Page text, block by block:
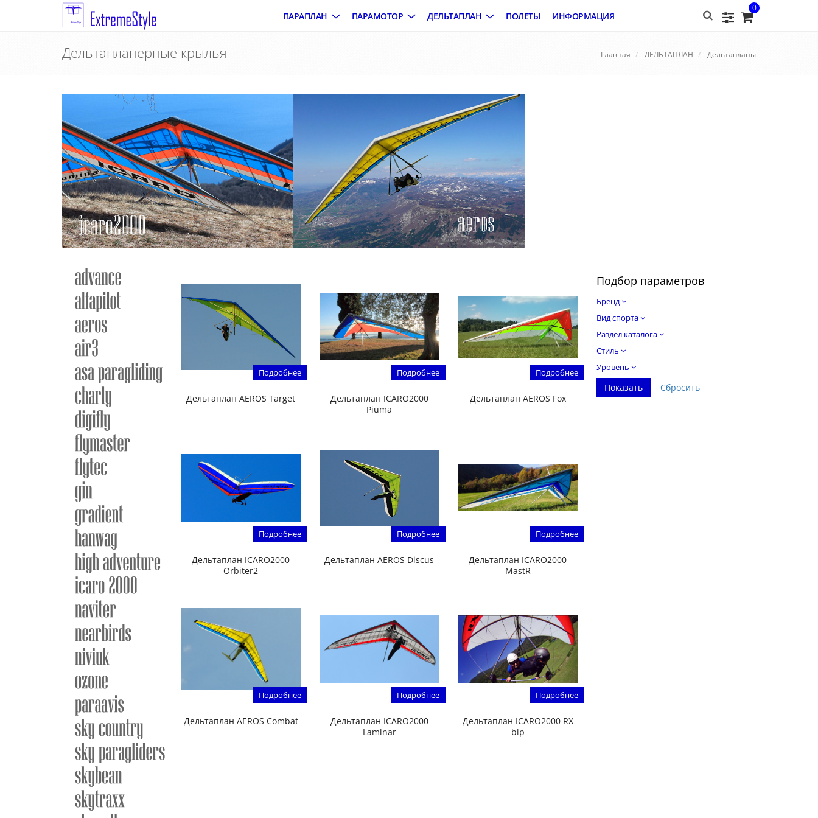
0
ПАРАПЛАН ПАРАМОТОР ДЕЛЬТАПЛАН ПОЛЕТЫ ИНФОРМАЦИЯ
Дельтапланерные крылья Главная ДЕЛЬТАПЛАН Дельтапланы
Подбор параметров
Бренд
Вид спорта
Раздел каталога
Стиль
Уровень
Подробнее
Дельтаплан AEROS Target
Подробнее
Дельтаплан ICARO2000
Piuma
Подробнее
Дельтаплан AEROS Fox
Подробнее
Дельтаплан ICARO2000
Orbiter2
Подробнее
Дельтаплан AEROS Discus
Подробнее
Дельтаплан ICARO2000
MastR
Подробнее
Дельтаплан AEROS Combat
Подробнее
Дельтаплан ICARO2000
Laminar
Подробнее
Дельтаплан ICARO2000 RX
bip